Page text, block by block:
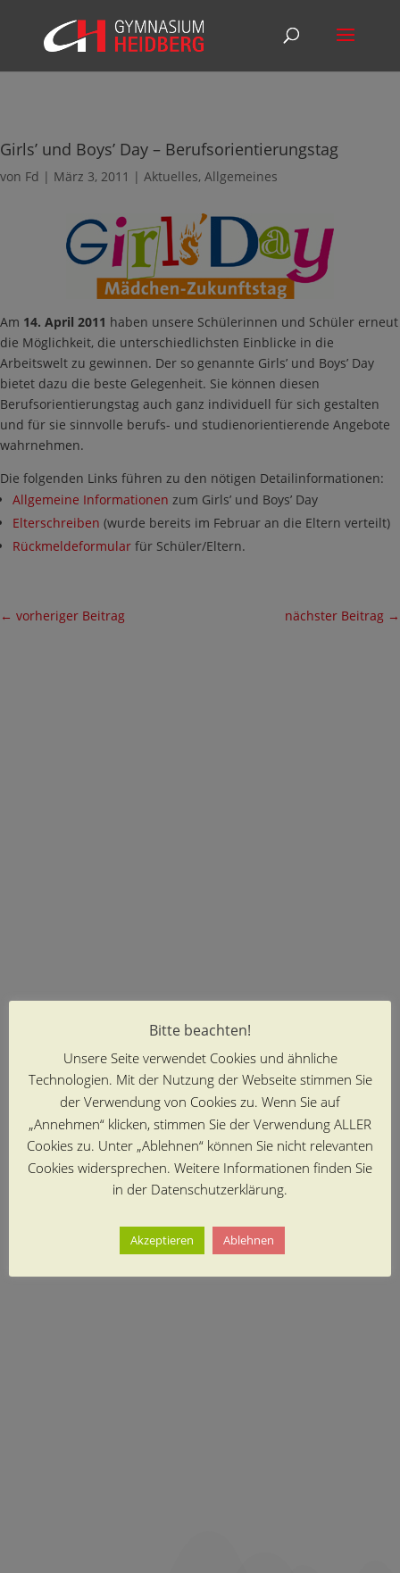
Girls’ und Boys’ Day – Berufsorientierungstag
von Fd | März 3, 2011 | Aktuelles, Allgemeines
Am 14. April 2011 haben unsere Schülerinnen und Schüler erneut
die Möglichkeit, die unterschiedlichsten Einblicke in die
Arbeitswelt zu gewinnen. Der so genannte Girls’ und Boys’ Day
bietet dazu die beste Gelegenheit. Sie können diesen
Berufsorientierungstag auch ganz individuell für sich gestalten
und für sie sinnvolle berufs- und studienorientierende Angebote
wahrnehmen.
Die folgenden Links führen zu den nötigen Detailinformationen:
Allgemeine Informationen zum Girls’ und Boys’ Day
Elterschreiben (wurde bereits im Februar an die Eltern verteilt)
Rückmeldeformular für Schüler/Eltern.
← vorheriger Beitrag nächster Beitrag →
Bitte beachten!
Unsere Seite verwendet Cookies und ähnliche
Technologien. Mit der Nutzung der Webseite stimmen Sie
der Verwendung von Cookies zu. Wenn Sie auf
„Annehmen“ klicken, stimmen Sie der Verwendung ALLER
Cookies zu. Unter „Ablehnen“ können Sie nicht relevanten
Cookies widersprechen. Weitere Informationen finden Sie
in der Datenschutzerklärung.
Akzeptieren Ablehnen